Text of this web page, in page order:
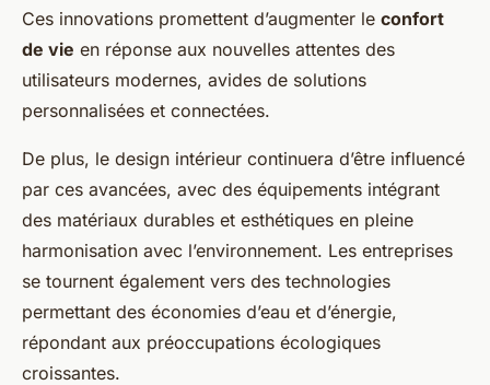
Ces innovations promettent d’augmenter le confort
de vie en réponse aux nouvelles attentes des
utilisateurs modernes, avides de solutions
personnalisées et connectées.
De plus, le design intérieur continuera d’être influencé
par ces avancées, avec des équipements intégrant
des matériaux durables et esthétiques en pleine
harmonisation avec l’environnement. Les entreprises
se tournent également vers des technologies
permettant des économies d’eau et d’énergie,
répondant aux préoccupations écologiques
croissantes.